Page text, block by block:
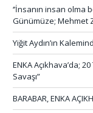
‘’İnsanın insan olma
Günümüze; Mehmet
Yiğit Aydın’ın
ENKA Açıkhava’da;
Savaşı”
BARABAR, ENKA